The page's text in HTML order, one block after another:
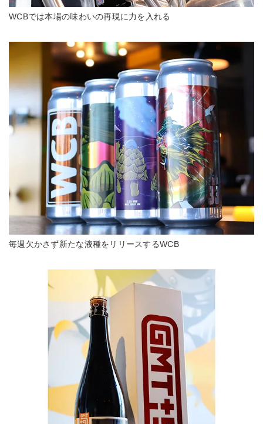
WCBでは本場の味わいの再現に力を入れる
毎週欠かさず新たな液種をリリースするWCB